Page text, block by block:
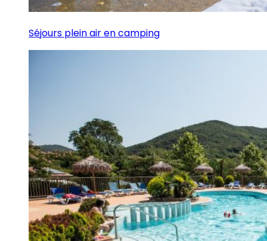
Séjours plein air en camping